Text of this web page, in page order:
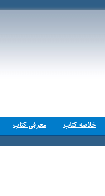
خلاصه کتاب معرفی کتاب